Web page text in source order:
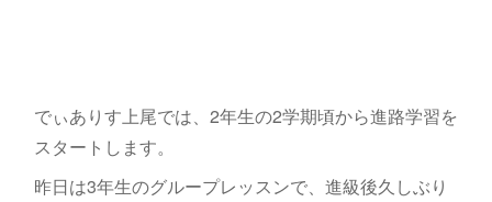
でぃありす上尾では、2年生の2学期頃から進路学習を
スタートします。
昨日は3年生のグループレッスンで、進級後久しぶり